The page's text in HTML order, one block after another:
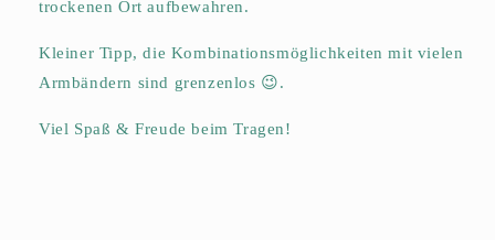
trockenen Ort aufbewahren.
Kleiner Tipp, die Kombinationsmöglichkeiten mit vielen
Armbändern sind grenzenlos 😉.
Viel Spaß & Freude beim Tragen!